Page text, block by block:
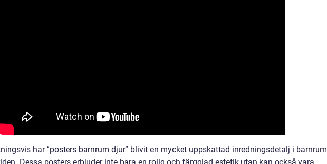
har ”posters barnrum djur” blivit en mycket uppskattad inredningsdetalj i barnrum